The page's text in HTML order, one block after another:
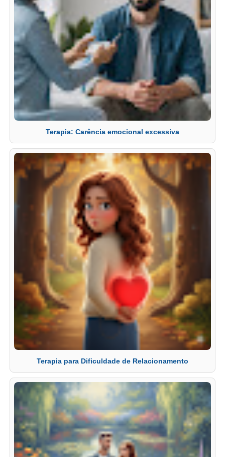
Terapia: Carência emocional excessiva
Terapia para Dificuldade de Relacionamento